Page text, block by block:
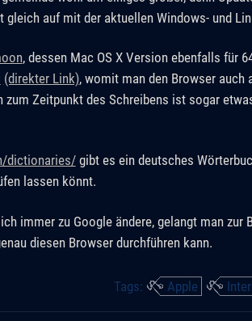
auf mit der aktuellen Windows- und
, dessen Mac OS X Version ebenfalls für
(direkter Link), womit man den Browser auch
Zeitpunkt des Schreibens ist sogar
dictionaries/gibt es ein deutsches
lassen könnt.
immer zu Google ändere, gelangt man zur
diesen Browser durchführen kann.
Tags: Apple